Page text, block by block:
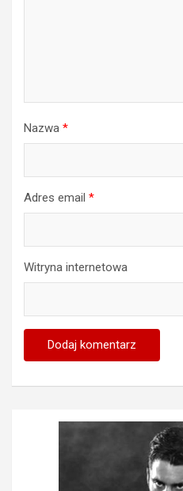
Nazwa *
Adres email *
Witryna internetowa